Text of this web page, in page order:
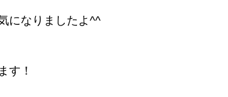
になりましたよ^^
す！